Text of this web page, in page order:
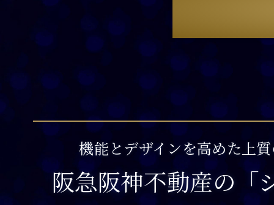
機能とデザインを高めた上
阪急阪神不動産の「